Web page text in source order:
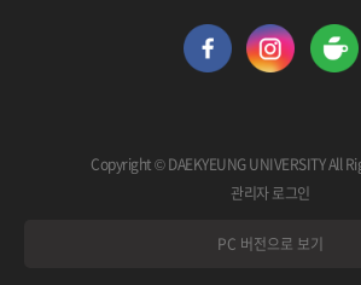
Copyright © DAEKYEUNG UNIVERSITY All
관리자 로그인
PC 버전으로 보기